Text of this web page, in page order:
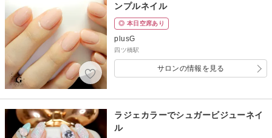
ンプルネイル
◎ 本日空席あり
plusG
四ツ橋駅
サロンの情報を見る
ラジェカラーでシュガービジューネイ
ル